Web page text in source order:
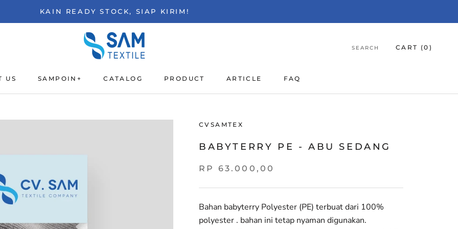
KAIN READY STOCK, SIAP KIRIM!
US
SAMPOIN+
CATALOG
PRODUCT
ARTICLE
FAQ
SEARCH CART (0 )
CVSAMTEX
BABYTERRY PE - ABU SEDANG
RP 63.000,00
Bahan babyterry Polyester (PE) terbuat dari 100%
polyester . bahan ini tetap nyaman digunakan.